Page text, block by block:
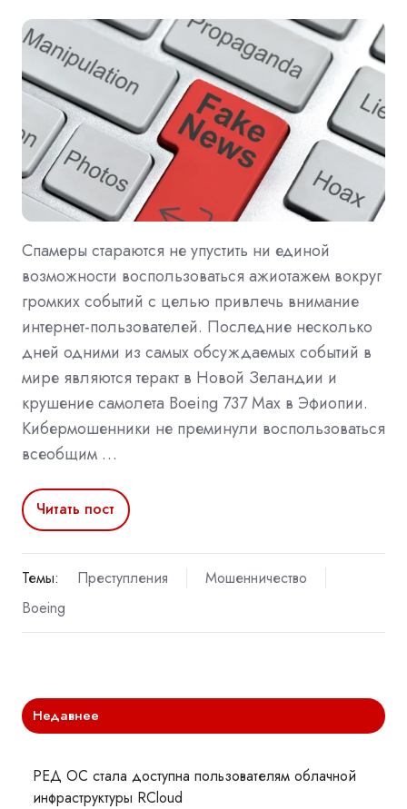
Спамеры стараются не упустить ни единой
возможности воспользоваться ажиотажем вокруг
громких событий с целью привлечь внимание
интернет-пользователей. Последние несколько
дней одними из самых обсуждаемых событий в
мире являются теракт в Новой Зеландии и
крушение самолета Boeing 737 Max в Эфиопии.
Кибермошенники не преминули воспользоваться
всеобщим …
Читать пост
Темы: Преступления
Мошенничество
Boeing
Недавнее
РЕД ОС стала доступна пользователям облачной
инфраструктуры RCloud